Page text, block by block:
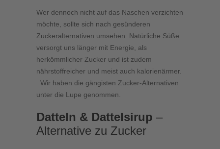
Wer dennoch nicht auf das Naschen verzichten
möchte, sollte sich nach gesünderen
Zuckeralternativen umsehen. Natürliche Süße
versorgt uns länger mit Energie, als
herkömmlicher Zucker und ist zudem
nährstoffreicher und meist auch kalorienärmer.
Wir haben die gängisten Zucker-Alternativen
unter die Lupe genommen.
Datteln & Dattelsirup –
Alternative zu Zucker